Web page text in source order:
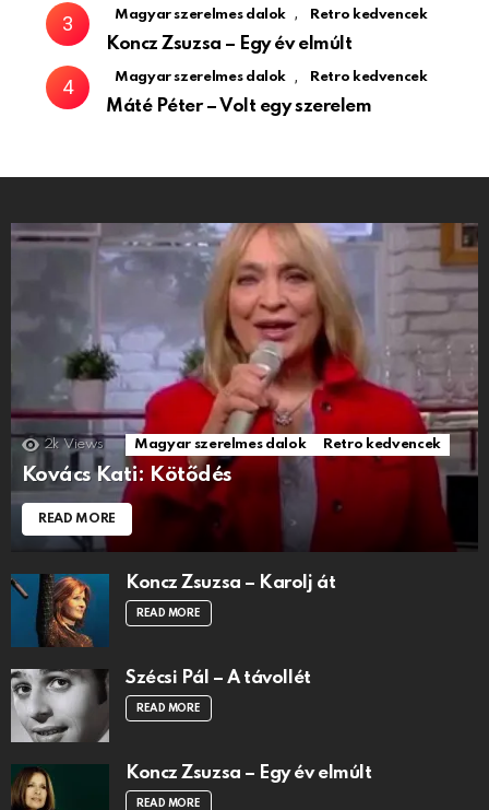
Magyar szerelmes dalok , Retro kedvencek
Koncz Zsuzsa – Egy év elmúlt
Magyar szerelmes dalok , Retro kedvencek
Máté Péter – Volt egy szerelem
2k Views Magyar szerelmes dalok Retro kedvencek
Kovács Kati: Kötődés
READ MORE
Koncz Zsuzsa – Karolj át
READ MORE
Szécsi Pál – A távollét
READ MORE
Koncz Zsuzsa – Egy év elmúlt
READ MORE